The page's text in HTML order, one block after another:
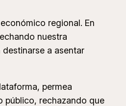
regional. En
nuestra
a asentar
permea
público, rechazando que